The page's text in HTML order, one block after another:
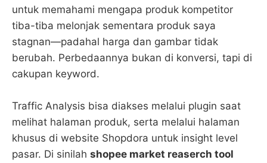
untuk memahami mengapa produk kompetitor
tiba-tiba melonjak sementara produk saya
stagnan—padahal harga dan gambar tidak
berubah. Perbedaannya bukan di konversi, tapi di
cakupan keyword.
Traffic Analysis bisa diakses melalui plugin saat
melihat halaman produk, serta melalui halaman
khusus di website Shopdora untuk insight level
pasar. Di sinilah shopee market reaserch tool